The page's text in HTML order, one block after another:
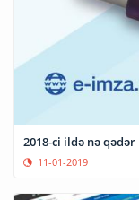
2018-ci ildə nə
11-01-2019